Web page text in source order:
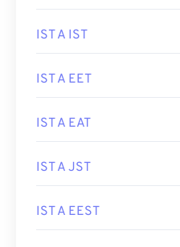
IST A IST
IST A EET
IST A EAT
IST A JST
IST A EEST